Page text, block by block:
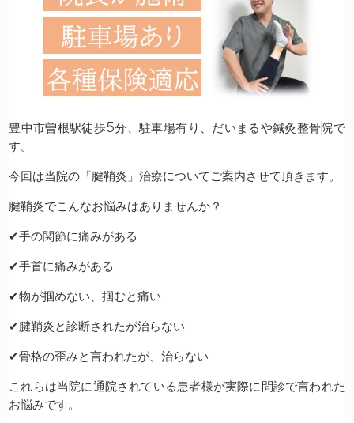
豊中市曽根駅徒歩5分、駐車場有り、だいまるや鍼灸整骨院で
す。
今回は当院の「腱鞘炎」治療についてご案内させて頂きます。
腱鞘炎でこんなお悩みはありませんか？
✔︎手の関節に痛みがある
✔︎手首に痛みがある
✔︎物が掴めない、掴むと痛い
✔︎腱鞘炎と診断されたが治らない
✔︎骨格の歪みと言われたが、治らない
これらは当院に通院されている患者様が実際に問診で言われた
お悩みです。